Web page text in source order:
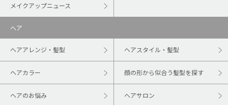
メイクアップニュース
ヘア
ヘアアレンジ・髪型 ヘアスタイル・髪型
ヘアカラー 顔の形から似合う髪型を探す
ヘアのお悩み ヘアサロン